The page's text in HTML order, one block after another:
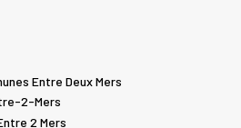
Entre Deux Mers
2-Mers
2 Mers